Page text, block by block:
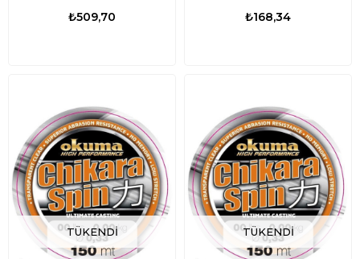
₺509,70 ₺168,34
TÜKENDI TÜKENDI